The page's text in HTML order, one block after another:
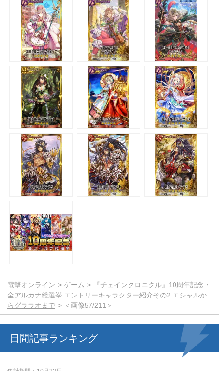
電撃オンライン ゲーム
『チェインクロニクル』10周年記念・
全アルカナ総選挙 エントリーキャラクター紹介その2 エシャルか
らグララオまで
＜画像57/211＞
日間記事ランキング